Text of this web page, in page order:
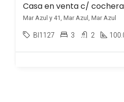
Casa en venta c/
Mar Azul y 41, Mar Azul, Mar Azul
BI1127 3 2